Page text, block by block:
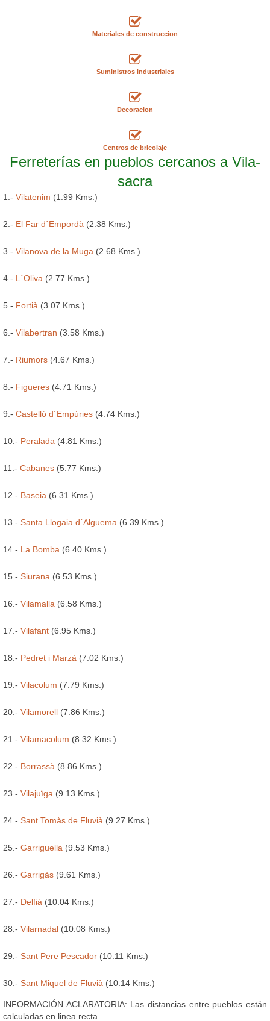
Materiales de construccion
Suministros industriales
Decoracion
Centros de bricolaje
Ferreterías en pueblos cercanos a Vila-
sacra
1.- Vilatenim (1.99 Kms.)
2.- El Far d´Empordà (2.38 Kms.)
3.- Vilanova de la Muga (2.68 Kms.)
4.- L´Oliva (2.77 Kms.)
5.- Fortià (3.07 Kms.)
6.- Vilabertran (3.58 Kms.)
7.- Riumors (4.67 Kms.)
8.- Figueres (4.71 Kms.)
9.- Castelló d´Empúries (4.74 Kms.)
10.- Peralada (4.81 Kms.)
11.- Cabanes (5.77 Kms.)
12.- Baseia (6.31 Kms.)
13.- Santa Llogaia d´Alguema (6.39 Kms.)
14.- La Bomba (6.40 Kms.)
15.- Siurana (6.53 Kms.)
16.- Vilamalla (6.58 Kms.)
17.- Vilafant (6.95 Kms.)
18.- Pedret i Marzà (7.02 Kms.)
19.- Vilacolum (7.79 Kms.)
20.- Vilamorell (7.86 Kms.)
21.- Vilamacolum (8.32 Kms.)
22.- Borrassà (8.86 Kms.)
23.- Vilajuïga (9.13 Kms.)
24.- Sant Tomàs de Fluvià (9.27 Kms.)
25.- Garriguella (9.53 Kms.)
26.- Garrigàs (9.61 Kms.)
27.- Delfià (10.04 Kms.)
28.- Vilarnadal (10.08 Kms.)
29.- Sant Pere Pescador (10.11 Kms.)
30.- Sant Miquel de Fluvià (10.14 Kms.)
INFORMACIÓN ACLARATORIA: Las distancias entre pueblos están
calculadas en linea recta.